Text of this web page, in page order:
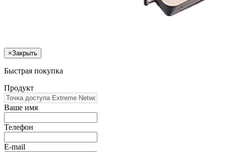
×Закрыть
Быстрая покупка
Продукт
Ваше имя
Телефон
E-mail